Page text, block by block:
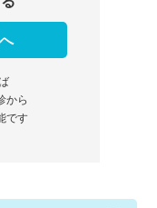
から
です